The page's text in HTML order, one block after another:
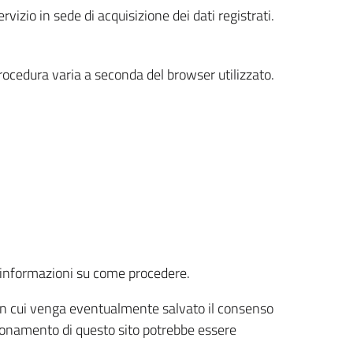
in sede di acquisizione dei dati registrati.
varia a seconda del browser utilizzato.
su come procedere.
cui venga eventualmente salvato il consenso
di questo sito potrebbe essere